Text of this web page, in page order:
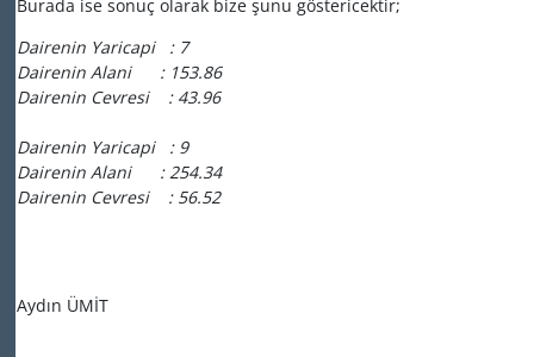
Burada ise sonuç olarak bize şunu göstericektir;
Dairenin Yaricapi : 7
Dairenin Alani : 153.86
Dairenin Cevresi : 43.96
Dairenin Yaricapi : 9
Dairenin Alani : 254.34
Dairenin Cevresi : 56.52
Aydın ÜMİT